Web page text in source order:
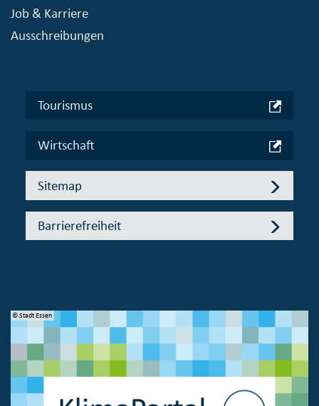
Job & Karriere
Ausschreibungen
Tourismus
Wirtschaft
Sitemap
Barrierefreiheit
© Stadt Essen